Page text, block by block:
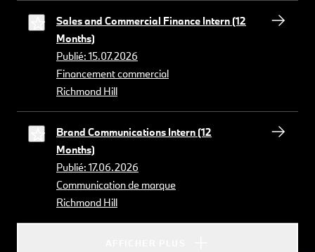
Sales and Commercial Finance Intern (12
Months)
Publié: 15.07.2026
Financement commercial
Richmond Hill
Brand Communications Intern (12
Months)
Publié: 17.06.2026
Communication de marque
Richmond Hill